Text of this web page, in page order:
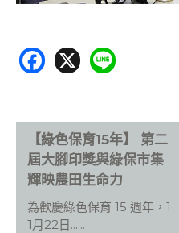
F
ac
b
o
o
k
X
【綠色保育15年】 第二
屆大腳印獎與綠保市集
輝映農田生命力
為歡慶綠色保育 15 週年，1
1月22日......